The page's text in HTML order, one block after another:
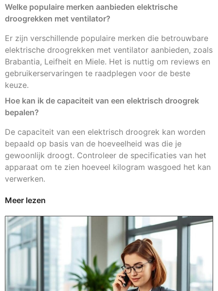
Welke populaire merken aanbieden elektrische
droogrekken met ventilator?
Er zijn verschillende populaire merken die betrouwbare
elektrische droogrekken met ventilator aanbieden, zoals
Brabantia, Leifheit en Miele. Het is nuttig om reviews en
gebruikerservaringen te raadplegen voor de beste
keuze.
Hoe kan ik de capaciteit van een elektrisch droogrek
bepalen?
De capaciteit van een elektrisch droogrek kan worden
bepaald op basis van de hoeveelheid was die je
gewoonlijk droogt. Controleer de specificaties van het
apparaat om te zien hoeveel kilogram wasgoed het kan
verwerken.
Meer lezen